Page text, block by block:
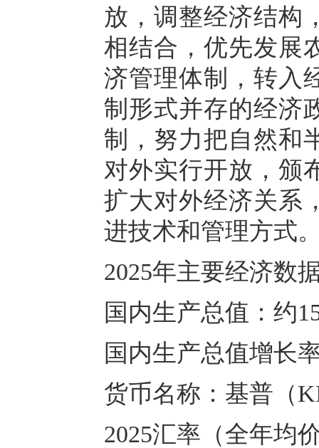
放，调整经济结构
相结合，优先发展
济管理体制，转入
制形式并存的经济
制，努力把自然和
对外实行开放，颁
扩大对外经济关系
进技术和管理方式
2025年主要经济数
国内生产总值：约
国内生产总值增长
货币名称：基普（
2025汇率（全年均